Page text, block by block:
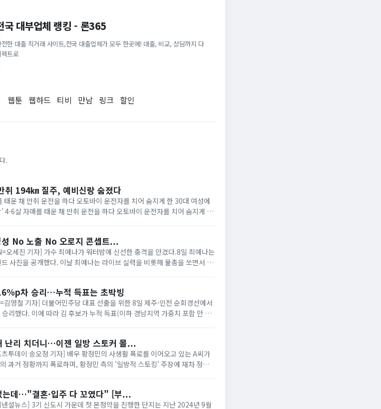
국 대부업체 랭킹 - 론365
전한 대출 직거래 사이트,전국 대출업체가 모두 한곳에! 대출, 비교, 상담까지 다
렉트로
웹툰 웹하드 티비 만남 링크 할인
.
194㎞ 질주, 예비신랑 숨졌다
태운 채 만취 운전을 하다 오토바이 운전자를 치어 숨지게 한 30대 여성에
살 자매를 태운 채 만취 운전을 하다 오토바이 운전자를 치어 숨지게 한
성 No 노출 No 오로지 콘셉트...
오세진 기자] 가수 최예나가 워터밤에 신선한 충격을 안겼다.8일 최예나는
사진을 공개했다. 이날 최예나는 라이브 실력을 비롯해 물총을 쏘면서 분
차 승리…누적 득표는 초박빙
영철 기자] 더불어민주당 대표 선출을 위한 8일 제주·인천 순회경선에서
리했다. 이에 따라 김 후보가 누적 득표(이하 경남지역 가중치 포함 안 됨)
난리 치더니…이젠 일방 스토커 몰...
투데이 송오정 기자] 배우 황정민의 사생활 폭로를 이어오고 있는 A씨가
과거 정황까지 폭로하며, 황정민 측의 '일방적 스토킹' 주장에 재차 정면
데…"결혼·입주 다 꼬였다" [부...
셜뉴스] 3기 신도시 가운데 첫 본청약을 진행한 단지는 지난 2024년 9월